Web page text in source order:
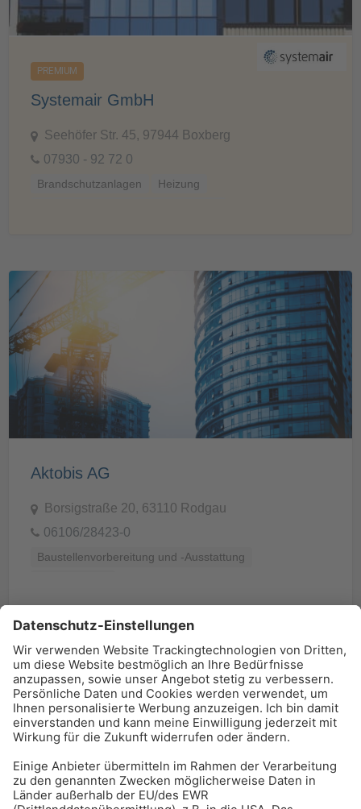
PREMIUM
Systemair GmbH
Seehöfer Str. 45, 97944 Boxberg
07930 - 92 72 0
Brandschutzanlagen
Heizung
Aktobis AG
Borsigstraße 20, 63110 Rodgau
06106/28423-0
Baustellenvorbereitung und -Ausstattung
BAU-Index Newsletter
Erhalten Sie regelmäßig Benachrichtigungen zu den
Zur Anmeldung